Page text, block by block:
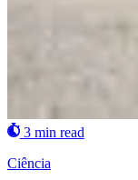
3 min read
Ciência